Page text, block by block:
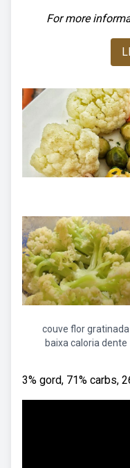
For more
couve flor gratinada
baixa caloria dente
3% gord, 71% carbs,